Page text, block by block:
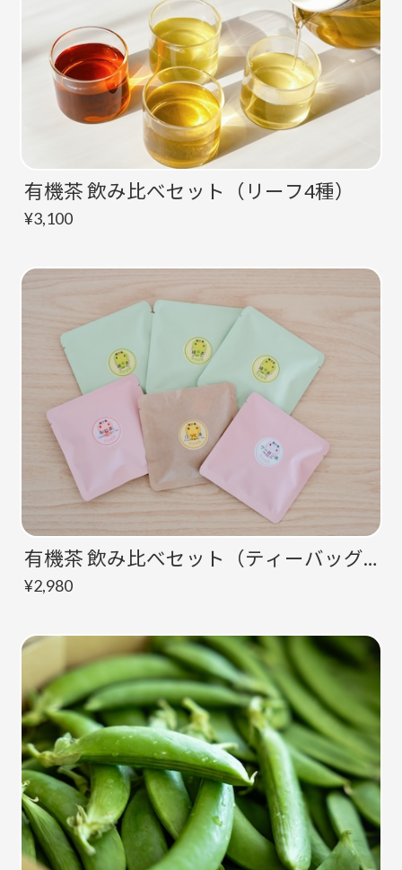
有機茶 飲み比べセット（リーフ4種）
¥3,100
有機茶 飲み比べセット（ティーバッグ6種）
¥2,980